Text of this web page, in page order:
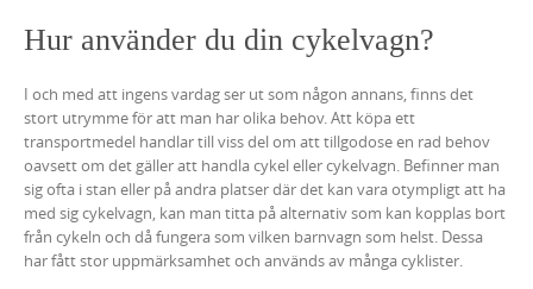
Hur använder du din cykelvagn?
I och med att ingens vardag ser ut som någon annans, finns det
stort utrymme för att man har olika behov. Att köpa ett
transportmedel handlar till viss del om att tillgodose en rad behov
oavsett om det gäller att handla cykel eller cykelvagn. Befinner man
sig ofta i stan eller på andra platser där det kan vara otympligt att ha
med sig cykelvagn, kan man titta på alternativ som kan kopplas bort
från cykeln och då fungera som vilken barnvagn som helst. Dessa
har fått stor uppmärksamhet och används av många cyklister.